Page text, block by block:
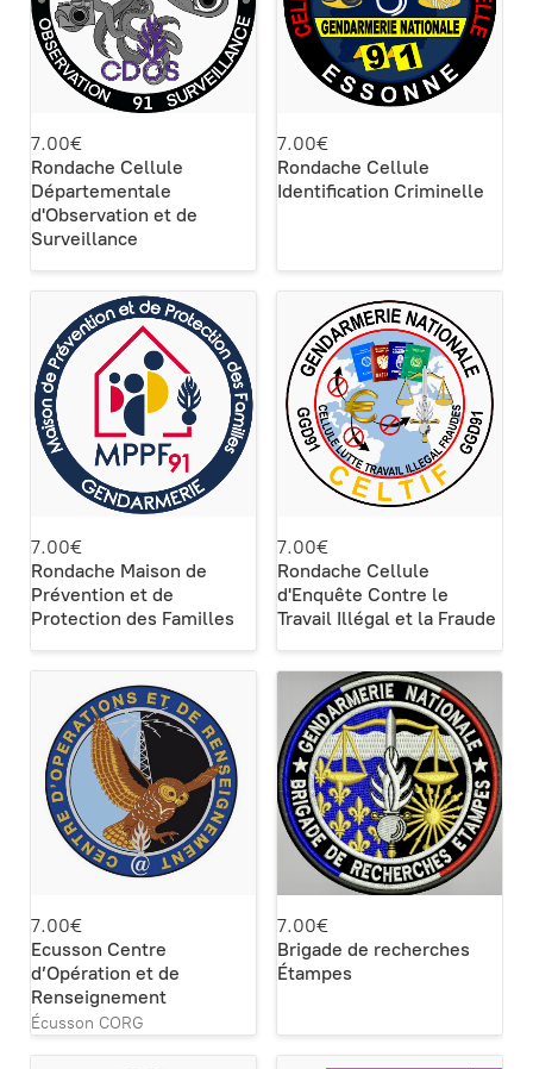
7.00€
Rondache Cellule
Départementale
d'Observation et de
Surveillance
7.00€
Rondache Cellule
Identification Criminelle
7.00€
Rondache Maison de
Prévention et de
Protection des Familles
7.00€
Rondache Cellule
d'Enquête Contre le
Travail Illégal et la Fraude
7.00€
Ecusson Centre
d’Opération et de
Renseignement
Écusson CORG
7.00€
Brigade de recherches
Étampes